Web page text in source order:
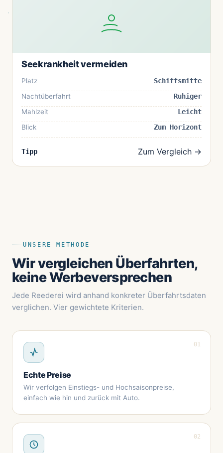
Seekrankheit vermeiden
Platz
Schiffsmitte
Nachtüberfahrt
Ruhiger
Mahlzeit
Leicht
Blick
Zum Horizont
Tipp Zum Vergleich →
UNSERE METHODE
Wir vergleichen Überfahrten,
keine Werbeversprechen
Jede Reederei wird anhand konkreter Überfahrtsdaten
verglichen. Vier gewichtete Kriterien.
01
Echte Preise
Wir verfolgen Einstiegs- und Hochsaisonpreise,
einfach wie hin und zurück mit Auto.
02